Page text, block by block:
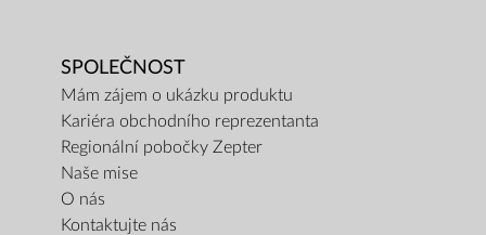
SPOLEČNOST
Mám zájem o ukázku produktu
Kariéra obchodního reprezentanta
Regionální pobočky Zepter
Naše mise
O nás
Kontaktujte nás